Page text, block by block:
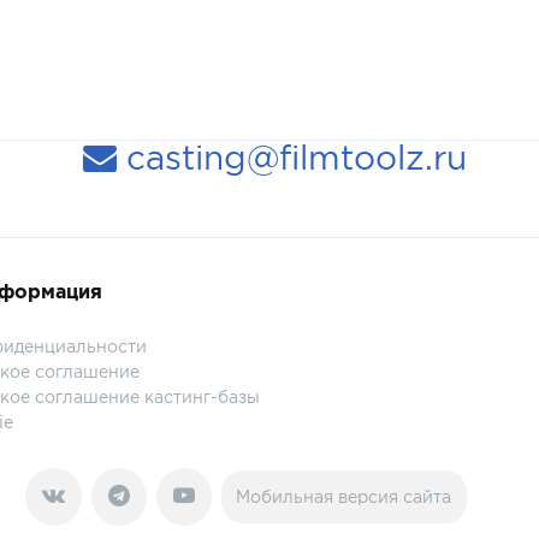
casting@filmtoolz.ru
соглашение
соглашение кастинг-базы
Мобильная версия сайта